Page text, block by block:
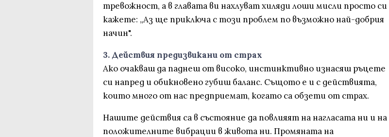
тревожност, а в главата ви нахлуват хиляди лоши мисли просто си
кажете: „Аз ще приключа с този проблем по възможно най-добрия
начин".
3. Действия предизвикани от страх
Ако очакваш да паднеш от високо, инстинктивно изнасяш ръцете
си напред и обикновено губиш баланс. Същото е и с действията,
които много от нас предприемат, когато са обзети от страх.
Нашите действия са в състояние да повлияят на нагласата ни и на
положителните вибрации в живота ни. Промяната на